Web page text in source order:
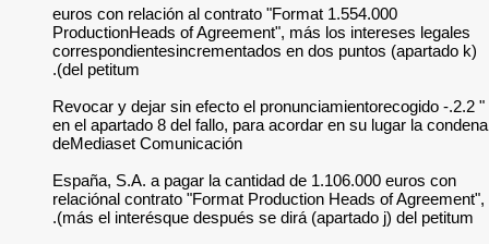
1.554.000 euros con
ProductionHeads
" 2.2.- Revocar y
en el apartado 8
España, S.A. a
relaciónal contrato
más el interésque